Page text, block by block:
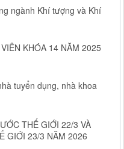
ngành Khí tượng và Khí
KHÓA 14 NĂM 2025
tuyển dụng, nhà khoa
THẾ GIỚI 22/3 VÀ
GIỚI 23/3 NĂM 2026